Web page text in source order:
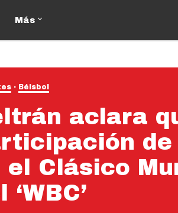
Más
Béisbol
aclara
de
el Clásico
‘WBC’